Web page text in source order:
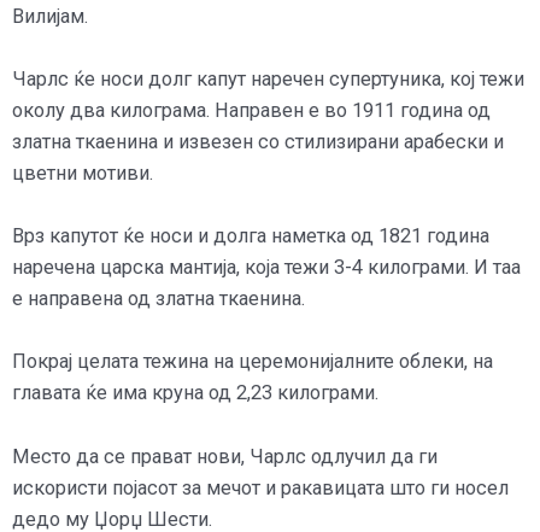
Вилијам.
Чарлс ќе носи долг капут наречен супертуника, кој тежи
околу два килограма. Направен е во 1911 година од
златна ткаенина и извезен со стилизирани арабески и
цветни мотиви.
Врз капутот ќе носи и долга наметка од 1821 година
наречена царска мантија, која тежи 3-4 килограми. И таа
е направена од златна ткаенина.
Покрај целата тежина на церемонијалните облеки, на
главата ќе има круна од 2,23 килограми.
Место да се прават нови, Чарлс одлучил да ги
искористи појасот за мечот и ракавицата што ги носел
дедо му Џорџ Шести.